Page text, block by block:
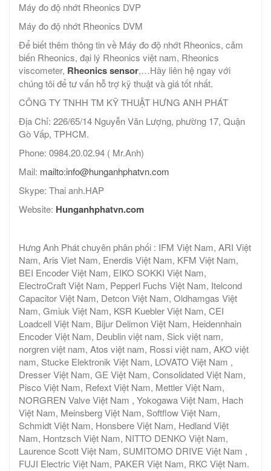
Máy đo độ nhớt Rheonics DVP
Máy đo độ nhớt Rheonics DVM
Để biết thêm thông tin về Máy đo độ nhớt Rheonics, cảm
biến Rheonics, đại lý Rheonics việt nam, Rheonics
viscometer, Rheonics sensor,…Hãy liên hệ ngay với
chúng tôi để tư vấn hỗ trợ kỹ thuật và giá tốt nhất.
CÔNG TY TNHH TM KỸ THUẬT HƯNG ANH PHÁT
Địa Chỉ: 226/65/14 Nguyễn Văn Lượng, phường 17, Quận
Gò Vấp, TPHCM.
Phone: 0984.20.02.94 ( Mr.Anh)
Mail: mailto:info@hunganhphatvn.com
Skype: Thai anh.HAP
Website: Hunganhphatvn.com
Hưng Anh Phát chuyên phân phối : IFM Việt Nam, ARI Việt
Nam, Aris Viet Nam, Enerdis Việt Nam, KFM Việt Nam,
BEI Encoder Việt Nam, EIKO SOKKI Việt Nam,
ElectroCraft Việt Nam, Pepperl Fuchs Việt Nam, Itelcond
Capacitor Việt Nam, Detcon Việt Nam, Oldhamgas Việt
Nam, Gmiuk Việt Nam, KSR Kuebler Việt Nam, CEI
Loadcell Việt Nam, Bijur Delimon Việt Nam, Heidennhain
Encoder Việt Nam, Deublin việt nam, Sick việt nam,
norgren việt nam, Atos việt nam, Rossi việt nam, AKO việt
nam, Stucke Elektronik Việt Nam, LOVATO Việt Nam ,
Dresser Việt Nam, GE Việt Nam, Consolidated Việt Nam,
Pisco Việt Nam, Refext Việt Nam, Mettler Việt Nam,
NORGREN Valve Việt Nam , Yokogawa Việt Nam, Hach
Việt Nam, Meinsberg Việt Nam, Softflow Việt Nam,
Schmidt Việt Nam, Honsbere Việt Nam, Hedland Việt
Nam, Hontzsch Việt Nam, NITTO DENKO Việt Nam,
Laurence Scott Việt Nam, SUMITOMO DRIVE Việt Nam ,
FUJI Electric Việt Nam, PAKER Việt Nam, RKC Việt Nam.